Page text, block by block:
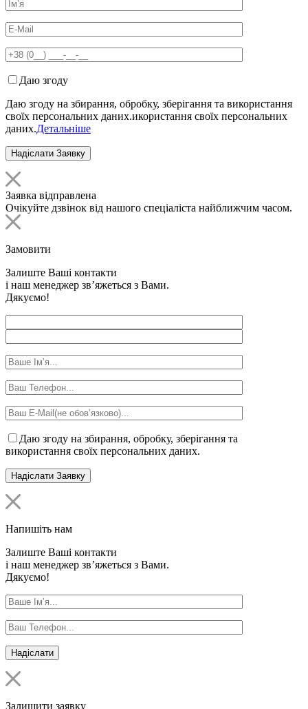
Даю згоду
Даю згоду на збирання, обробку, зберігання та використання
своїх персональних даних.икористання своїх персональних
даних.Детальніше
Заявка відправлена
Очікуйте дзвінок від нашого спеціаліста найближчим часом.
Замовити
Залиште Ваші контакти
і наш менеджер зв’яжеться з Вами.
Дякуємо!
Даю згоду на збирання, обробку, зберігання та
використання своїх персональних даних.
Напишіть нам
Залиште Ваші контакти
і наш менеджер зв’яжеться з Вами.
Дякуємо!
Залишити заявку